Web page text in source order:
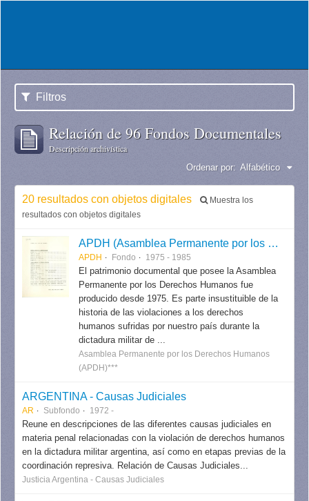
Filtros
Relación de 96 Fondos Documentales
Descripción archivística
Ordenar por: Alfabético
20 resultados con objetos digitales
Muestra los
resultados con objetos digitales
APDH (Asamblea Permanente por los Derechos Humanos)
APDH Fondo 1975 - 1985
El patrimonio documental que posee la Asamblea
Permanente por los Derechos Humanos fue
producido desde 1975. Es parte insustituible de la
historia de las violaciones a los derechos
humanos sufridas por nuestro país durante la
dictadura militar de ...
Asamblea Permanente por los Derechos Humanos
(APDH)***
ARGENTINA - Causas Judiciales
AR Subfondo 1972 -
Reune en descripciones de las diferentes causas judiciales en
materia penal relacionadas con la violación de derechos humanos
en la dictadura militar argentina, así como en etapas previas de la
coordinación represiva. Relación de Causas Judiciales...
Justicia Argentina - Causas Judiciales